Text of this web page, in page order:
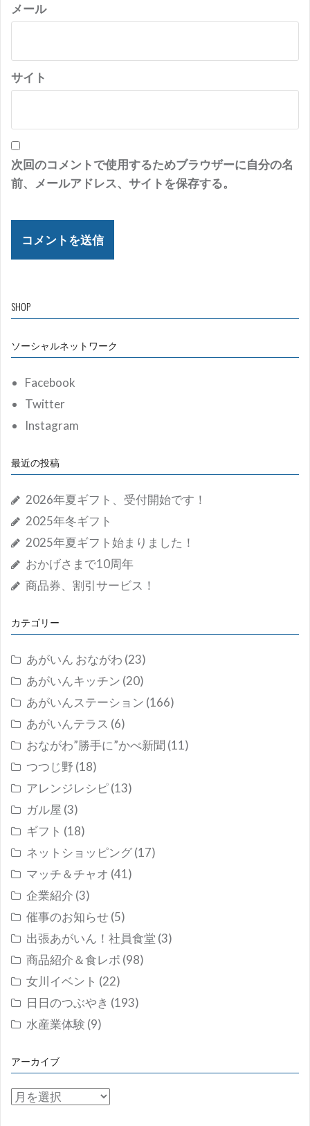
メール
サイト
次回のコメントで使用するためブラウザーに自分の名
前、メールアドレス、サイトを保存する。
SHOP
ソーシャルネットワーク
Facebook
Twitter
Instagram
最近の投稿
2026年夏ギフト、受付開始です！
2025年冬ギフト
2025年夏ギフト始まりました！
おかげさまで10周年
商品券、割引サービス！
カテゴリー
あがいん おながわ (23)
あがいんキッチン (20)
あがいんステーション (166)
あがいんテラス (6)
おながわ”勝手に”かべ新聞 (11)
つつじ野 (18)
アレンジレシピ(13)
ガル屋 (3)
ギフト (18)
ネットショッピング(17)
マッチ＆チャオ (41)
企業紹介 (3)
催事のお知らせ(5)
出張あがいん！社員食堂 (3)
商品紹介＆食レポ (98)
女川イベント (22)
日日のつぶやき (193)
水産業体験 (9)
アーカイブ
ア